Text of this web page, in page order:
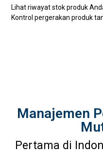
Lihat riwayat stok produk
Kontrol pergerakan produk
Manajemen
Pertama di